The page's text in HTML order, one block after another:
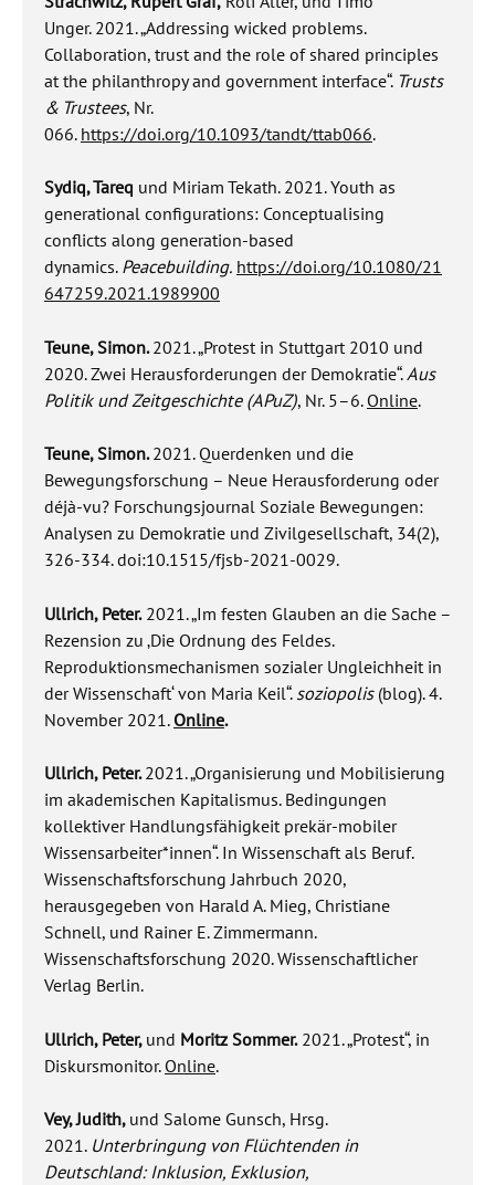
Unger.2021. „Addressing wicked problems.
Collaboration, trust and the role of shared principles
at the philanthropy and government interface“. Trusts
& Trustees, Nr.
066.https://doi.org/10.1093/tandt/ttab066.
Sydiq, Tareq und Miriam Tekath. 2021. Youth as
generational configurations: Conceptualising
conflicts along generation-based
dynamics.Peacebuilding. https://doi.org/10.1080/21
647259.2021.1989900
Teune, Simon.2021. „Protest in Stuttgart 2010 und
2020. Zwei Herausforderungen der Demokratie“.Aus
Politik und Zeitgeschichte (APuZ), Nr. 5–6.Online.
Teune, Simon.2021. Querdenken und die
Bewegungsforschung – Neue Herausforderung oder
déjà-vu? Forschungsjournal Soziale Bewegungen:
Analysen zu Demokratie und Zivilgesellschaft, 34(2),
326-334. doi:10.1515/fjsb-2021-0029.
Ullrich, Peter.2021. „Im festen Glauben an die Sache –
Rezension zu ‚Die Ordnung des Feldes.
Reproduktionsmechanismen sozialer Ungleichheit in
der Wissenschaft‘ von Maria Keil“.soziopolis(blog). 4.
November 2021.Online.
Ullrich, Peter.2021. „Organisierung und Mobilisierung
im akademischen Kapitalismus. Bedingungen
kollektiver Handlungsfähigkeit prekär-mobiler
Wissensarbeiter*innen“. In Wissenschaft als Beruf.
Wissenschaftsforschung Jahrbuch 2020,
herausgegeben von Harald A. Mieg, Christiane
Schnell, und Rainer E. Zimmermann.
Wissenschaftsforschung 2020. Wissenschaftlicher
Verlag Berlin.
Ullrich, Peter,und Moritz Sommer.2021. „Protest“, in
Diskursmonitor.Online.
Vey, Judith,und Salome Gunsch, Hrsg.
2021. Unterbringung von Flüchtenden in
Deutschland: Inklusion, Exklusion,